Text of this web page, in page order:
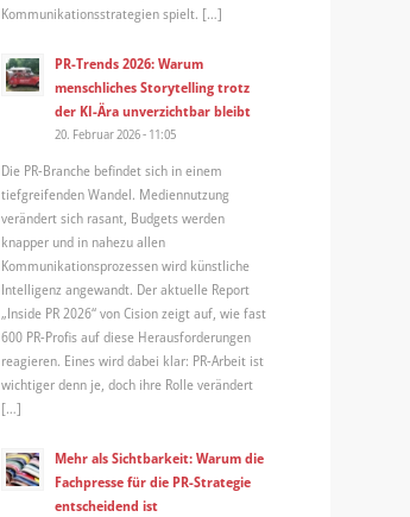
Kommunikationsstrategien spielt. […]
PR-Trends 2026: Warum
menschliches Storytelling trotz
der KI-Ära unverzichtbar bleibt
20. Februar 2026 - 11:05
Die PR-Branche befindet sich in einem
tiefgreifenden Wandel. Mediennutzung
verändert sich rasant, Budgets werden
knapper und in nahezu allen
Kommunikationsprozessen wird künstliche
Intelligenz angewandt. Der aktuelle Report
„Inside PR 2026“ von Cision zeigt auf, wie fast
600 PR-Profis auf diese Herausforderungen
reagieren. Eines wird dabei klar: PR-Arbeit ist
wichtiger denn je, doch ihre Rolle verändert
[…]
Mehr als Sichtbarkeit: Warum die
Fachpresse für die PR-Strategie
entscheidend ist